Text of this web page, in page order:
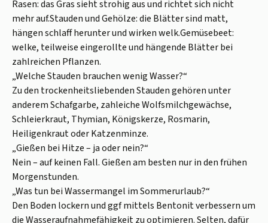
Rasen: das Gras sieht strohig aus und richtet sich nicht
mehr auf.Stauden und Gehölze: die Blätter sind matt,
hängen schlaff herunter und wirken welk.Gemüsebeet:
welke, teilweise eingerollte und hängende Blätter bei
zahlreichen Pflanzen.
„Welche Stauden brauchen wenig Wasser?“
Zu den trockenheitsliebenden Stauden gehören unter
anderem Schafgarbe, zahleiche Wolfsmilchgewächse,
Schleierkraut, Thymian, Königskerze, Rosmarin,
Heiligenkraut oder Katzenminze.
„Gießen bei Hitze – ja oder nein?“
Nein – auf keinen Fall. Gießen am besten nur in den frühen
Morgenstunden.
„Was tun bei Wassermangel im Sommerurlaub?“
Den Boden lockern und ggf mittels Bentonit verbessern um
die Wasseraufnahmefähigkeit zu optimieren. Selten, dafür